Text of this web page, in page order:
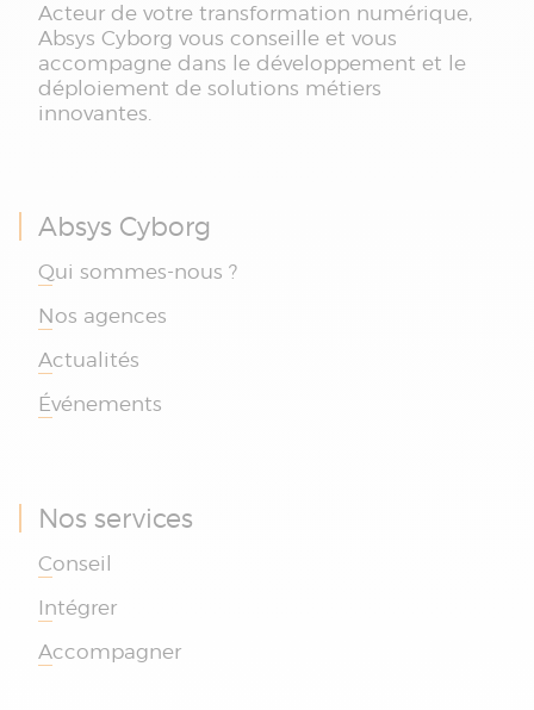
Acteur de votre transformation numérique,
Absys Cyborg vous conseille et vous
accompagne dans le développement et le
déploiement de solutions métiers
innovantes.
Absys Cyborg
Qui sommes-nous ?
Nos agences
Actualités
Événements
Nos services
Conseil
Intégrer
Accompagner